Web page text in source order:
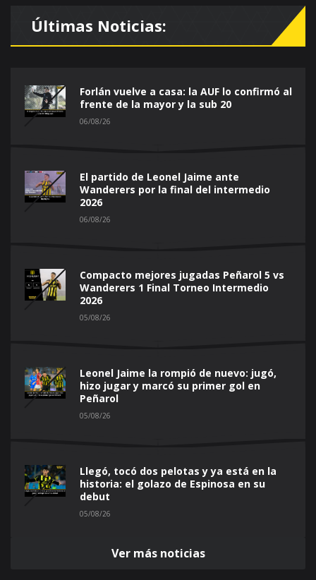
Últimas Noticias:
Forlán vuelve a casa: la AUF lo confirmó al
frente de la mayor y la sub 20
06/08/26
El partido de Leonel Jaime ante
Wanderers por la final del intermedio
2026
06/08/26
Compacto mejores jugadas Peñarol 5 vs
Wanderers 1 Final Torneo Intermedio
2026
05/08/26
Leonel Jaime la rompió de nuevo: jugó,
hizo jugar y marcó su primer gol en
Peñarol
05/08/26
Llegó, tocó dos pelotas y ya está en la
historia: el golazo de Espinosa en su
debut
05/08/26
Ver más noticias